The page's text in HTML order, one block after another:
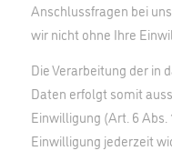
Anschlussfragen bei
wir nicht ohne Ihre
Die Verarbeitung der in
Daten erfolgt somit
Einwilligung (Art. 6 Abs.
Einwilligung jederzeit